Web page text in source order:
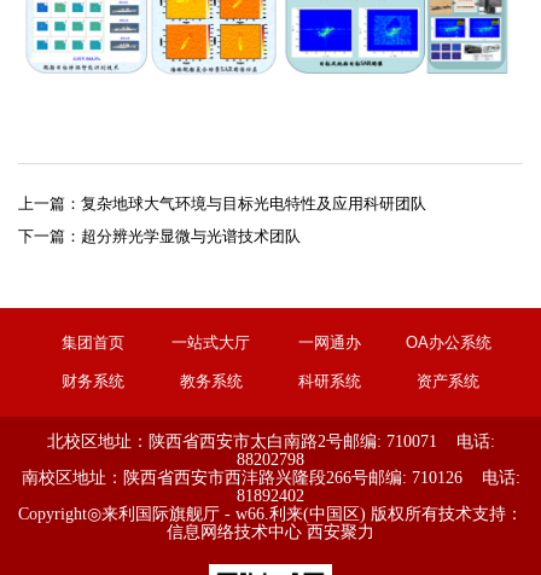
上一篇： 复杂地球大气环境与目标光电特性及应用科研团队
下一篇： 超分辨光学显微与光谱技术团队
集团首页 一站式大厅 一网通办 OA办公系统
财务系统 教务系统 科研系统 资产系统
北校区地址：陕西省西安市太白南路2号邮编: 710071 电话:
88202798
南校区地址：陕西省西安市西沣路兴隆段266号邮编: 710126 电话:
81892402
Copyright◎来利国际旗舰厅 - w66.利来(中国区) 版权所有技术支持：
信息网络技术中心 西安聚力